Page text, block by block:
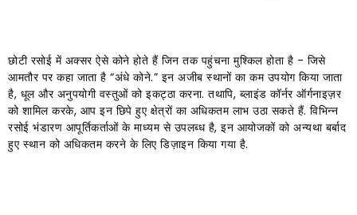
छोटी रसोई में अक्सर ऐसे कोने होते हैं जिन तक पहुंचना मुश्किल होता है - जिसे
आमतौर पर कहा जाता है “अंधे कोने.” इन अजीब स्थानों का कम उपयोग किया जाता
है, धूल और अनुपयोगी वस्तुओं को इकट्ठा करना. तथापि, ब्लाइंड कॉर्नर ऑर्गनाइज़र
को शामिल करके, आप इन छिपे हुए क्षेत्रों का अधिकतम लाभ उठा सकते हैं. विभिन्न
रसोई भंडारण आपूर्तिकर्ताओं के माध्यम से उपलब्ध है, इन आयोजकों को अन्यथा बर्बाद
हुए स्थान को अधिकतम करने के लिए डिज़ाइन किया गया है.